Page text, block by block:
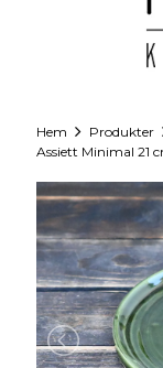
Hem Produkter
Assiett Minimal 21